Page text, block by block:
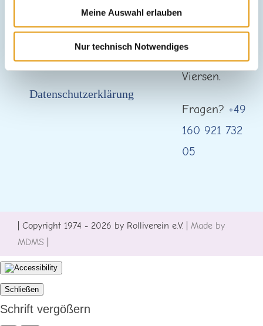
Meine Auswahl erlauben
Nur technisch Notwendiges
Kontakt
Impressum
Datenschutzerklärung
Gladbacher
Straße 60
Viersen.
Fragen? +49
160 921 732
05
| Copyright 1974 - 2026 by Rolliverein e.V. | Made by
MDMS
Schließen
Schrift vergößern